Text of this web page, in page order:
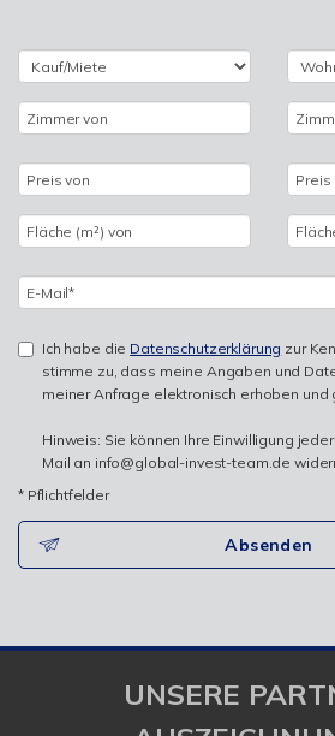
Ich habe die Datenschutzerklärung zur
stimme zu, dass meine Angaben und
meiner Anfrage elektronisch erhoben
Hinweis: Sie können Ihre Einwilligung
Mail an info@global-invest-team.de
* Pflichtfelder
Absenden
UNSERE